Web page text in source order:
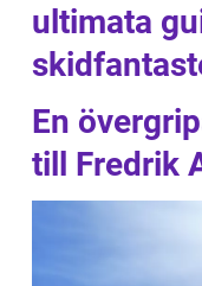
ultimata
En
till Fredrik